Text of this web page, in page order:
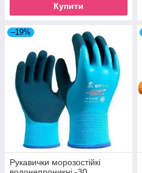
Купити
–19%
Рукавички морозостійкі